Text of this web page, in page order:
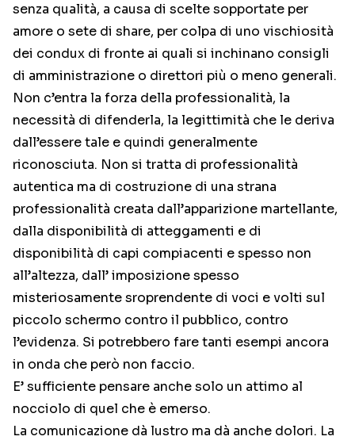
senza qualità, a causa di scelte sopportate per
amore o sete di share, per colpa di uno vischiosità
dei condux di fronte ai quali si inchinano consigli
di amministrazione o direttori più o meno generali.
Non c’entra la forza della professionalità, la
necessità di difenderla, la legittimità che le deriva
dall’essere tale e quindi generalmente
riconosciuta. Non si tratta di professionalità
autentica ma di costruzione di una strana
professionalità creata dall’apparizione martellante,
dalla disponibilità di atteggamenti e di
disponibilità di capi compiacenti e spesso non
all’altezza, dall’ imposizione spesso
misteriosamente sroprendente di voci e volti sul
piccolo schermo contro il pubblico, contro
l’evidenza. Si potrebbero fare tanti esempi ancora
in onda che però non faccio.
E’ sufficiente pensare anche solo un attimo al
nocciolo di quel che è emerso.
La comunicazione dà lustro ma dà anche dolori. La